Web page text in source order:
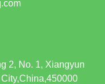
2, No. 1, Xiangyun